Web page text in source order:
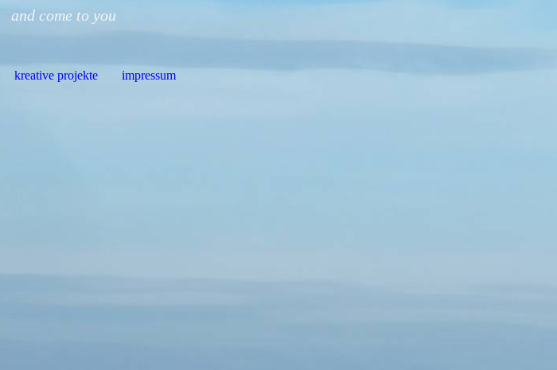
and come to you
kreative projekte impressum